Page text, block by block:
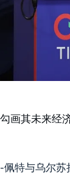
画其未来经
特与乌尔